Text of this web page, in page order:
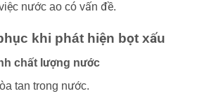
nước ao có vấn đề.
khi phát hiện bọt xấu
chất lượng nước
tan trong nước.